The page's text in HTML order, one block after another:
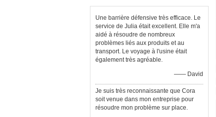
Une barrière défensive très efficace. Le
service de Julia était excellent. Elle m'a
aidé à résoudre de nombreux
problèmes liés aux produits et au
transport. Le voyage à l'usine était
également très agréable.
—— David
Je suis très reconnaissante que Cora
soit venue dans mon entreprise pour
résoudre mon problème sur place.